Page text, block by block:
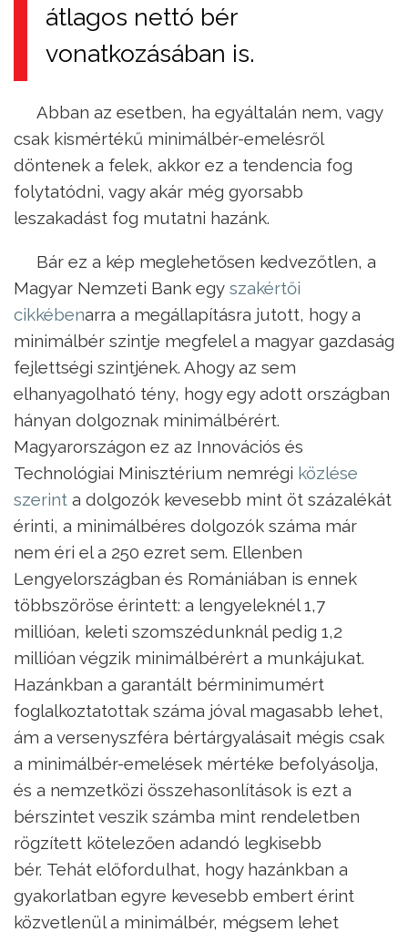
átlagos nettó bér
vonatkozásában is.
Abban az esetben, ha egyáltalán nem, vagy
csak kismértékű minimálbér-emelésről
döntenek a felek, akkor ez a tendencia fog
folytatódni, vagy akár még gyorsabb
leszakadást fog mutatni hazánk.
Bár ez a kép meglehetősen kedvezőtlen, a
Magyar Nemzeti Bank egy szakértői
cikkébenarra a megállapításra jutott, hogy a
minimálbér szintje megfelel a magyar gazdaság
fejlettségi szintjének. Ahogy az sem
elhanyagolható tény, hogy egy adott országban
hányan dolgoznak minimálbérért.
Magyarországon ez az Innovációs és
Technológiai Minisztérium nemrégi közlése
szerint a dolgozók kevesebb mint öt százalékát
érinti, a minimálbéres dolgozók száma már
nem éri el a 250 ezret sem. Ellenben
Lengyelországban és Romániában is ennek
többszöröse érintett: a lengyeleknél 1,7
millióan, keleti szomszédunknál pedig 1,2
millióan végzik minimálbérért a munkájukat.
Hazánkban a garantált bérminimumért
foglalkoztatottak száma jóval magasabb lehet,
ám a versenyszféra bértárgyalásait mégis csak
a minimálbér-emelések mértéke befolyásolja,
és a nemzetközi összehasonlítások is ezt a
bérszintet veszik számba mint rendeletben
rögzített kötelezően adandó legkisebb
bér. Tehát előfordulhat, hogy hazánkban a
gyakorlatban egyre kevesebb embert érint
közvetlenül a minimálbér, mégsem lehet